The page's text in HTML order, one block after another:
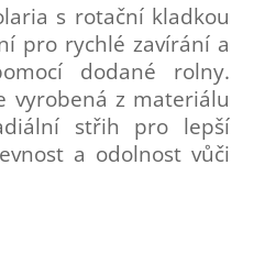
s rotační kladkou
pro rychlé zavírání a
dodané rolny.
vyrobená z materiálu
střih pro lepší
a odolnost vůči